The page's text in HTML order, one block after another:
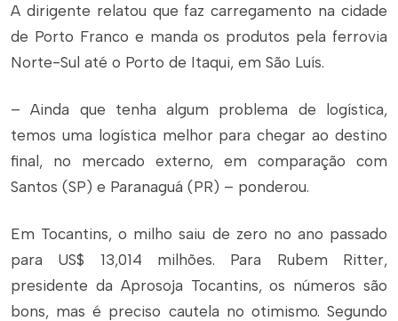
A dirigente relatou que faz carregamento na cidade
de Porto Franco e manda os produtos pela ferrovia
Norte-Sul até o Porto de Itaqui, em São Luís.
– Ainda que tenha algum problema de logística,
temos uma logística melhor para chegar ao destino
final, no mercado externo, em comparação com
Santos (SP) e Paranaguá (PR) – ponderou.
Em Tocantins, o milho saiu de zero no ano passado
para US$ 13,014 milhões. Para Rubem Ritter,
presidente da Aprosoja Tocantins, os números são
bons, mas é preciso cautela no otimismo. Segundo